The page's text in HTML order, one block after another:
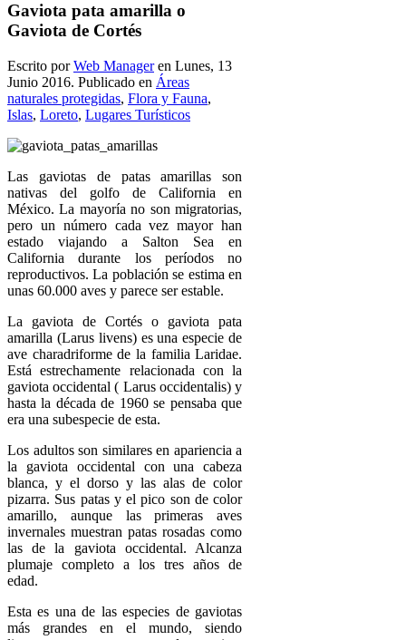
Gaviota pata amarilla o
Gaviota de Cortés
Escrito porWeb Manageren Lunes, 13
Junio 2016. Publicado en Áreas
naturales protegidas, Flora y Fauna,
Islas, Loreto, Lugares Turísticos
Las gaviotas de patas amarillas son
nativas del golfo de California en
México. La mayoría no son migratorias,
pero un número cada vez mayor han
estado viajando a Salton Sea en
California durante los períodos no
reproductivos. La población se estima en
unas 60.000 aves y parece ser estable.
La gaviota de Cortés o gaviota pata
amarilla (Larus livens) es una especie de
ave charadriforme de la familia Laridae.
Está estrechamente relacionada con la
gaviota occidental ( Larus occidentalis) y
hasta la década de 1960 se pensaba que
era una subespecie de esta.
Los adultos son similares en apariencia a
la gaviota occidental con una cabeza
blanca, y el dorso y las alas de color
pizarra. Sus patas y el pico son de color
amarillo, aunque las primeras aves
invernales muestran patas rosadas como
las de la gaviota occidental. Alcanza
plumaje completo a los tres años de
edad.
Esta es una de las especies de gaviotas
más grandes en el mundo, siendo